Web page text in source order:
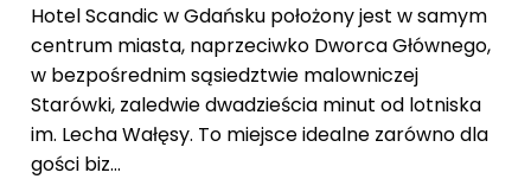
Hotel Scandic w Gdańsku położony jest w samym
centrum miasta, naprzeciwko Dworca Głównego,
w bezpośrednim sąsiedztwie malowniczej
Starówki, zaledwie dwadzieścia minut od lotniska
im. Lecha Wałęsy. To miejsce idealne zarówno dla
gości biz...